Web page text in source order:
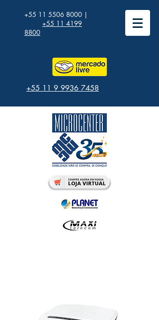
+55 11 5506 8000 |
+55 11 4199
8800
+55 11 9 9936 7458